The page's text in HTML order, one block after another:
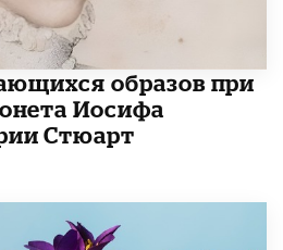
образов при
Иосифа
Стюарт